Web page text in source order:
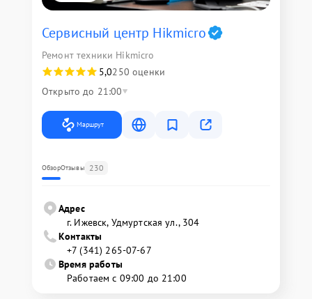
Сервисный центр Hikmicro
Ремонт техники Hikmicro
5,0250 оценки
Открыто до 21:00
Маршрут
ОбзорОтзывы 230
Адрес
г. Ижевск, Удмуртская ул., 304
Контакты
+7 (341) 265-07-67
Время работы
Работаем с 09:00 до 21:00